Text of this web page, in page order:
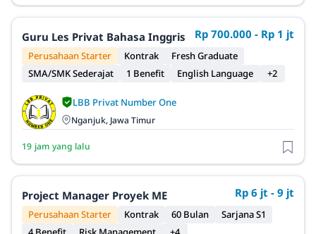
Guru Les Privat Bahasa Inggris Rp 700.000 - Rp 1 jt
Perusahaan Starter Kontrak
Fresh Graduate
SMA/SMK Sederajat
1 Benefit English Language +2
LBB Privat Number One
Nganjuk, Jawa Timur
19 jam yang lalu
Project Manager Proyek ME Rp 6 jt - 9 jt
Perusahaan Starter Kontrak 60 Bulan
Sarjana S1